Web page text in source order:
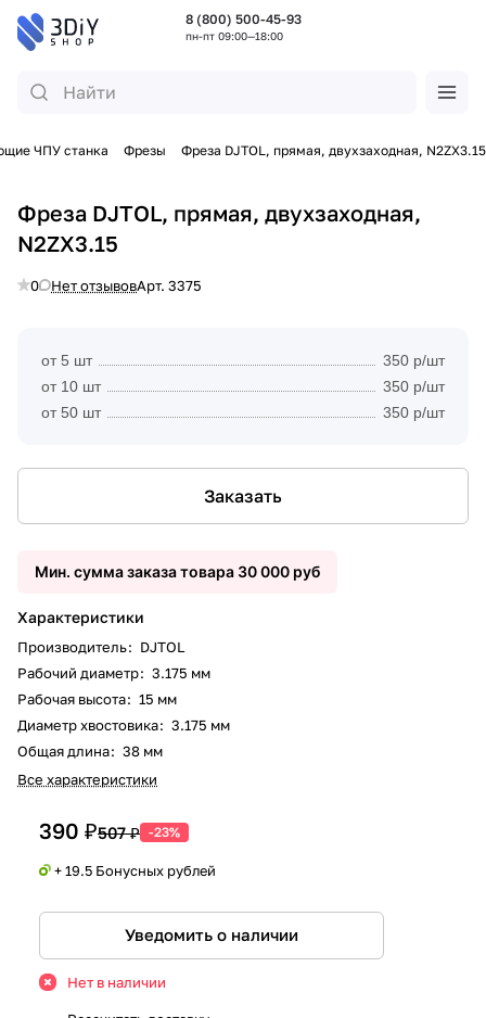
8 (800) 500-45-93
пн-пт 09:00—18:00
ЧПУ станка Фрезы Фреза DJTOL, прямая, двухзаходная, N2ZX3.15
Фреза DJTOL, прямая, двухзаходная,
N2ZX3.15
0 Нет отзывовАрт. 3375
от 5 шт
350 р/шт
от 10 шт
350 р/шт
от 50 шт
350 р/шт
Заказать
Мин. сумма заказа товара 30 000 руб
Характеристики
Производитель: DJTOL
Рабочий диаметр: 3.175 мм
Рабочая высота: 15 мм
Диаметр хвостовика: 3.175 мм
Общая длина: 38 мм
Все характеристики
390 ₽507 ₽ -23%
+ 19.5 Бонусных рублей
Уведомить о наличии
Нет в наличии